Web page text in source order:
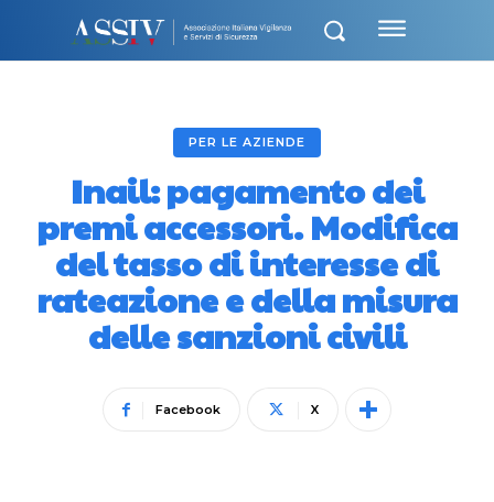
PER LE AZIENDE
Inail: pagamento dei
premi accessori. Modifica
del tasso di interesse di
rateazione e della misura
delle sanzioni civili
Facebook X